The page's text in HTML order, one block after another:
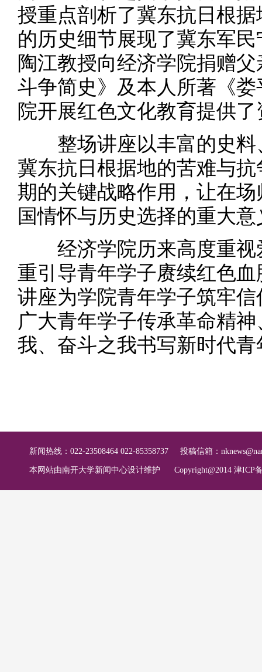
授重点剖析了冀东抗日根
的历史细节展现了冀东军
陶江教授向经济学院捐赠
斗争简史》及本人所著《
院开展红色文化教育提供
整场讲座以丰富的史料
冀东抗日根据地的苦难与
期的关键战略作用，让在
国情怀与历史选择的重大意
经济学院历来高度重视
重引导青年学子赓续红色
讲座为学院青年学子筑牢
广大青年学子传承革命精
我、奋斗之我书写新时代
新闻热线：022-23508464 022-85358737 投稿信箱：
本网站由南开大学新闻中心设计维护 Copyright@2014 津ICP